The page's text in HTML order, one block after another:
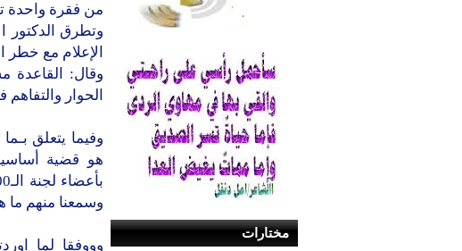
مختارات
من فقرة واحدة
وتطرق الدكتور
الإعلام مع خطر
وقال: القاعدة
الحوار والتفاهم
وفيما يتعلق
هو قضية
وسمعنا منهم ما
وووفقا لما